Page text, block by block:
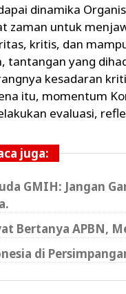
dinamika
zaman untuk
kritis, dan
tantangan yang
kesadaran
itu, momentum
evaluasi,
juga:
GMIH: Jangan
Bertanya APBN,
di